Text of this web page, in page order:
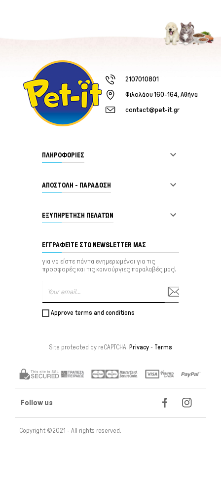
2107010801
Φιλολάου 160-164, Αθήνα
contact@pet-it.gr
ΠΛΗΡΟΦΟΡΙΕΣ 
ΑΠΟΣΤΟΛΗ - ΠΑΡΑΔΟΣΗ 
ΕΞΥΠΗΡΈΤΗΣΗ ΠΕΛΑΤΏΝ 
ΕΓΓΡΑΦΕΊΤΕ ΣΤΟ NEWSLETTER ΜΑΣ
για να είστε πάντα ενημερωμένοι για τις
προσφορές και τις καινούργιες παραλαβές μας!
Approve terms and conditions
Site protected by reCAPTCHA. Privacy- Terms
Follow us
Copyright ©2021 - All rights reserved.